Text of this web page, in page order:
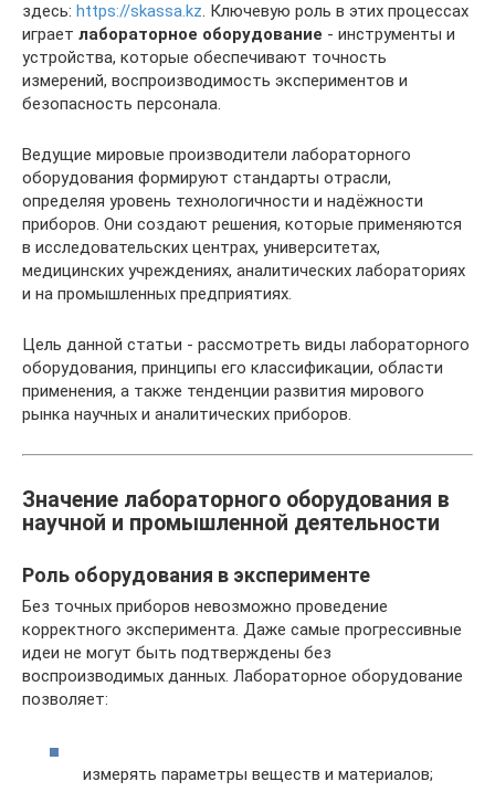
здесь: https://skassa.kz. Ключевую роль в этих процессах
играет лабораторное оборудование - инструменты и
устройства, которые обеспечивают точность
измерений, воспроизводимость экспериментов и
безопасность персонала.
Ведущие мировые производители лабораторного
оборудования формируют стандарты отрасли,
определяя уровень технологичности и надёжности
приборов. Они создают решения, которые применяются
в исследовательских центрах, университетах,
медицинских учреждениях, аналитических лабораториях
и на промышленных предприятиях.
Цель данной статьи - рассмотреть виды лабораторного
оборудования, принципы его классификации, области
применения, а также тенденции развития мирового
рынка научных и аналитических приборов.
Значение лабораторного оборудования в
научной и промышленной деятельности
Роль оборудования в эксперименте
Без точных приборов невозможно проведение
корректного эксперимента. Даже самые прогрессивные
идеи не могут быть подтверждены без
воспроизводимых данных. Лабораторное оборудование
позволяет:
измерять параметры веществ и материалов;